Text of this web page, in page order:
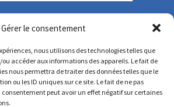
Gérer le consentement
nous utilisons des technologies telles que
ou accéder aux informations des appareils. Le fait de
nous permettra de traiter des données telles que le
ou les ID uniques sur ce site. Le fait de ne pas
consentement peut avoir un effet négatif sur certaines